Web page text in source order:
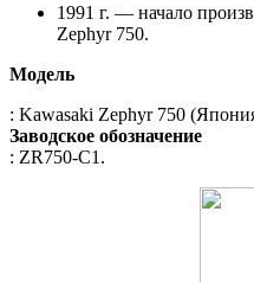
1991 г. — начало
Zephyr 750.
Модель
: Kawasaki Zephyr 750
Заводское обозначение
: ZR750-C1.